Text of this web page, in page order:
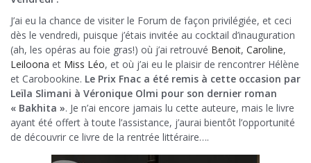
J’ai eu la chance de visiter le Forum de façon privilégiée, et ceci
dès le vendredi, puisque j’étais invitée au cocktail d’inauguration
(ah, les opéras au foie gras!) où j’ai retrouvé Benoit, Caroline,
Leiloona et Miss Léo, et où j’ai eu le plaisir de rencontrer Hélène
et Carobookine. Le Prix Fnac a été remis à cette occasion par
Leïla Slimani à Véronique Olmi pour son dernier roman
« Bakhita ». Je n’ai encore jamais lu cette auteure, mais le livre
ayant été offert à toute l’assistance, j’aurai bientôt l’opportunité
de découvrir ce livre de la rentrée littéraire….